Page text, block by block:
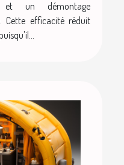
un démontage
Cette efficacité réduit